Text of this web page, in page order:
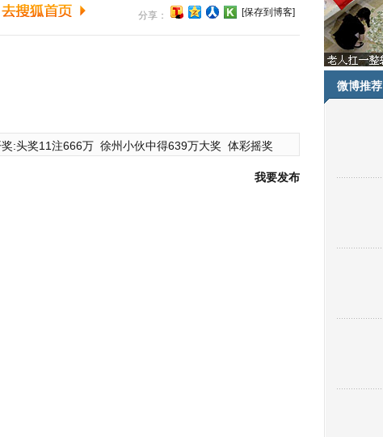
分享： [保存到博客]
:头奖11注666万 徐州小伙中得639万大奖 体彩摇奖
我要发布
微博推荐